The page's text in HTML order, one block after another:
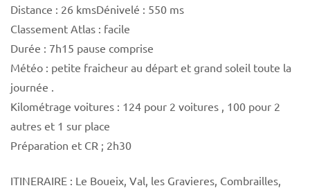
Distance : 26 kmsDénivelé : 550 ms
Classement Atlas : facile
Durée : 7h15 pause comprise
Météo : petite fraicheur au départ et grand soleil toute la
journée .
Kilométrage voitures : 124 pour 2 voitures , 100 pour 2
autres et 1 sur place
Préparation et CR ; 2h30
ITINERAIRE : Le Boueix, Val, les Gravieres, Combrailles,